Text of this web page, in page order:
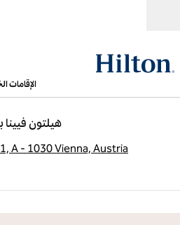
الإقامات
هيلتون فيينا
A - 1030 Vienna, Austria